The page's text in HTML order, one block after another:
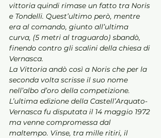
vittoria quindi rimase un fatto tra Noris
e Tondelli. Quest’ultimo però, mentre
era al comando, giunto all’ultima
curva, (5 metri al traguardo) sbandò,
finendo contro gli scalini della chiesa di
Vernasca.
La Vittoria andò così a Noris che per la
seconda volta scrisse il suo nome
nell’albo d’oro della competizione.
L’ultima edizione della Castell’Arquato-
Vernasca fu disputata il 14 maggio 1972
ma venne compromessa dal
maltempo. Vinse, tra mille ritiri, il